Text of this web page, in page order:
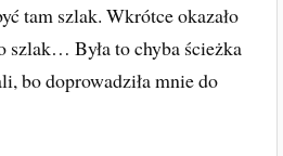
tam szlak. Wkrótce okazało
szlak… Była to chyba ścieżka
bo doprowadziła mnie do